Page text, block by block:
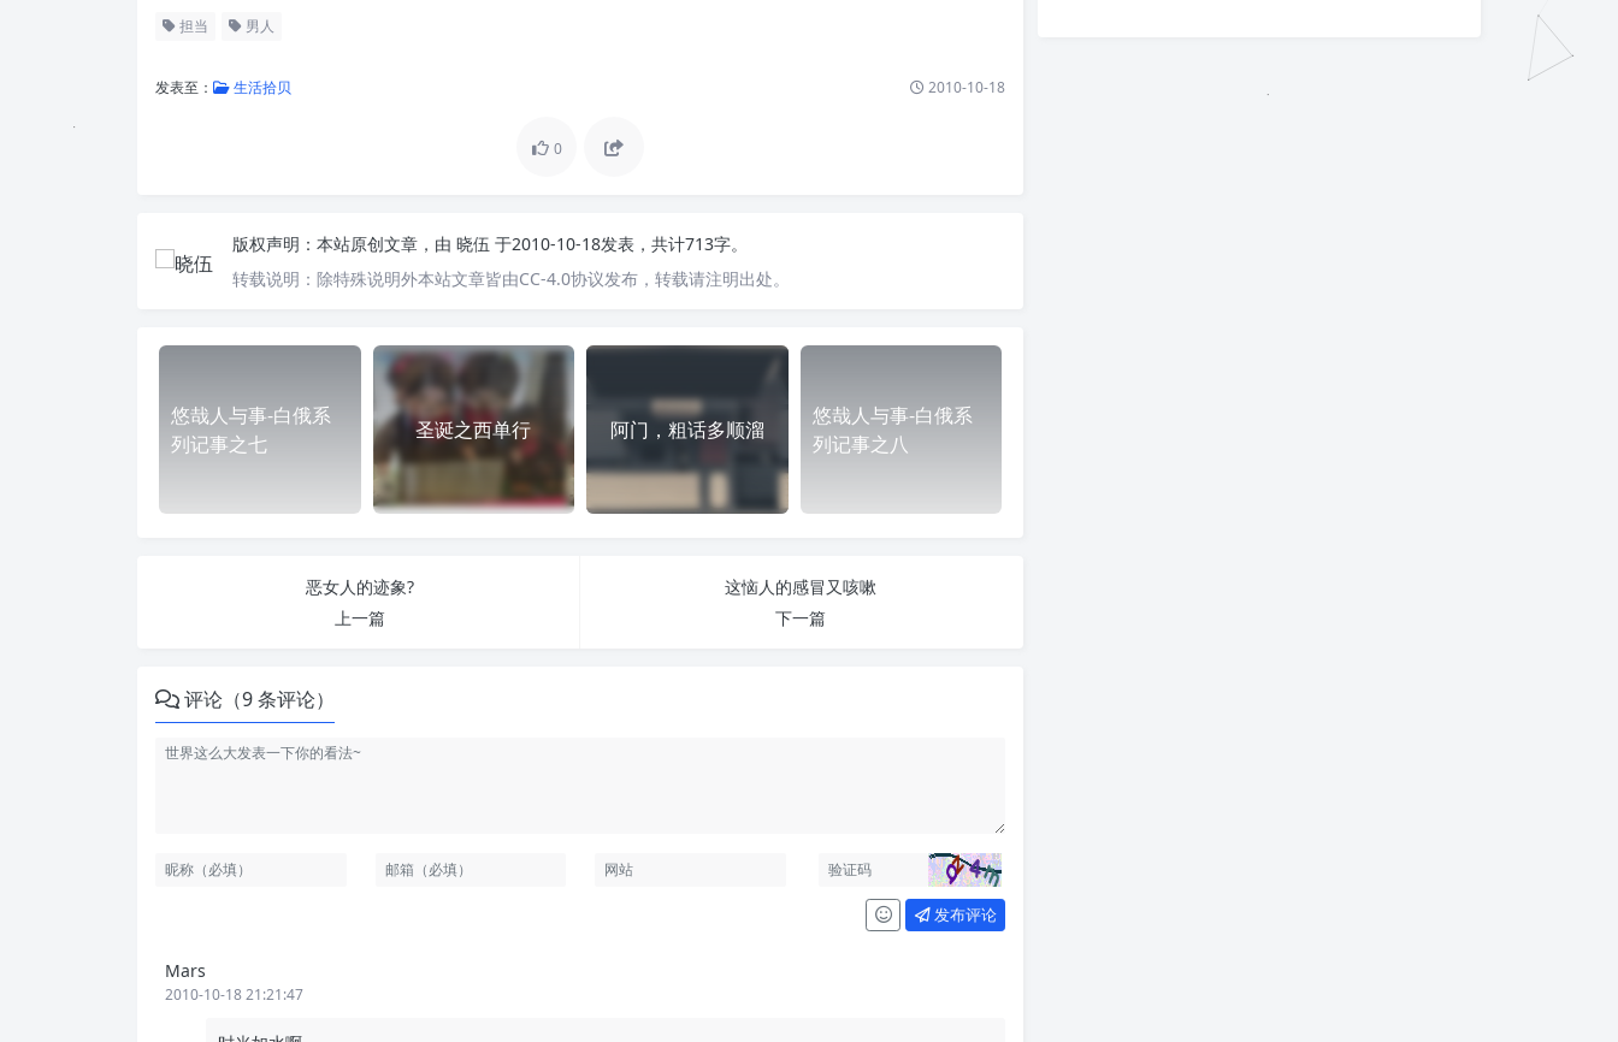
担当 男人
发表至： 生活拾贝 2010-10-18
0
版权声明： 本站原创文章，由 晓伍 于2010-10-18发表，共计713字。
转载说明： 除特殊说明外本站文章皆由CC-4.0协议发布，转载请注明出处。
悠哉人与事-白俄系
列记事之七
圣诞之西单行 阿门，粗话多顺溜
悠哉人与事-白俄系
列记事之八
恶女人的迹象?
上一篇
这恼人的感冒又咳嗽
下一篇
评论（9 条评论）
发布评论
Mars
2010-10-18 21:21:47